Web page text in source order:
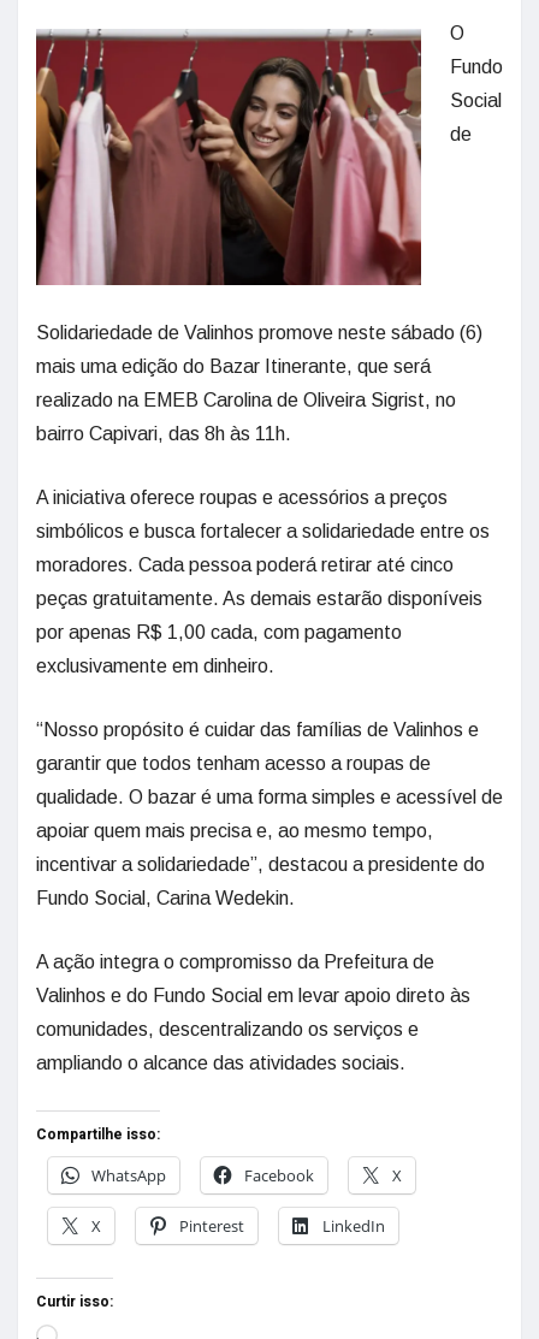
O
Fundo
Social
de
Solidariedade de Valinhos promove neste sábado (6)
mais uma edição do Bazar Itinerante, que será
realizado na EMEB Carolina de Oliveira Sigrist, no
bairro Capivari, das 8h às 11h.
A iniciativa oferece roupas e acessórios a preços
simbólicos e busca fortalecer a solidariedade entre os
moradores. Cada pessoa poderá retirar até cinco
peças gratuitamente. As demais estarão disponíveis
por apenas R$ 1,00 cada, com pagamento
exclusivamente em dinheiro.
“Nosso propósito é cuidar das famílias de Valinhos e
garantir que todos tenham acesso a roupas de
qualidade. O bazar é uma forma simples e acessível de
apoiar quem mais precisa e, ao mesmo tempo,
incentivar a solidariedade”, destacou a presidente do
Fundo Social, Carina Wedekin.
A ação integra o compromisso da Prefeitura de
Valinhos e do Fundo Social em levar apoio direto às
comunidades, descentralizando os serviços e
ampliando o alcance das atividades sociais.
Compartilhe isso:
WhatsApp
Facebook X
X Pinterest LinkedIn
Curtir isso: